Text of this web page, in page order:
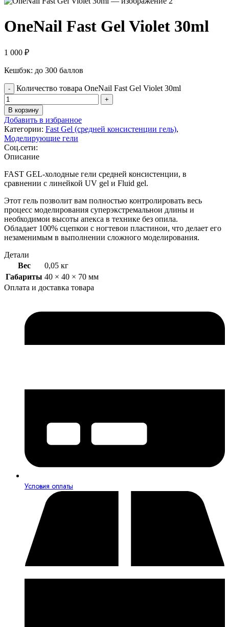
OneNail Fast Gel Violet 30ml
1 000 ₽
Кешбэк: до 300 баллов
Количество товара OneNail Fast Gel Violet 30ml
В корзину
Добавить в избранное
Категории: Fast Gel (средней консистенции гель),
Моделирующие гели
Соц.сети:
Описание
FAST GEL-холодные гели средней консистенции, в
сравнении с линейкой UV gel и Fluid gel.
Этот гель позволит вам полностью контролировать весь
процесс моделирования суперэкстремальнои‌ длины и
необходимои‌ высоты апекса в технике без опила.
Обладает 100% сцепкои‌ с ногтевои‌ пластинои‌, что делает его
незаменимым в выполнении сложного моделирования.
Детали
Вес
0,05 кг
Габариты 40 × 40 × 70 мм
Оплата и доставка товара
Условия оплаты